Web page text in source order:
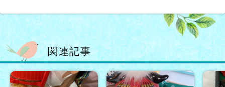
関連記事